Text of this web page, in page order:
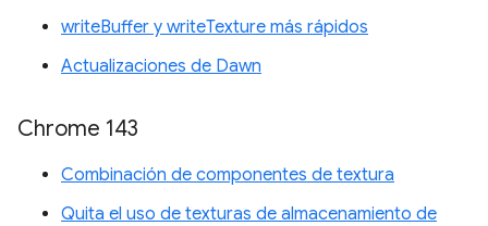
writeBuffer y writeTexture más rápidos
Actualizaciones de Dawn
Chrome 143
Combinación de componentes de textura
Quita el uso de texturas de almacenamiento de